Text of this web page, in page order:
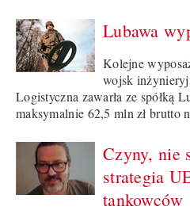
Lubawa
Kolejne
wojsk
Logistyczna zawarła ze spółką
maksymalnie 62,5 mln zł brutto
Czyny, nie
strategia
tankowców